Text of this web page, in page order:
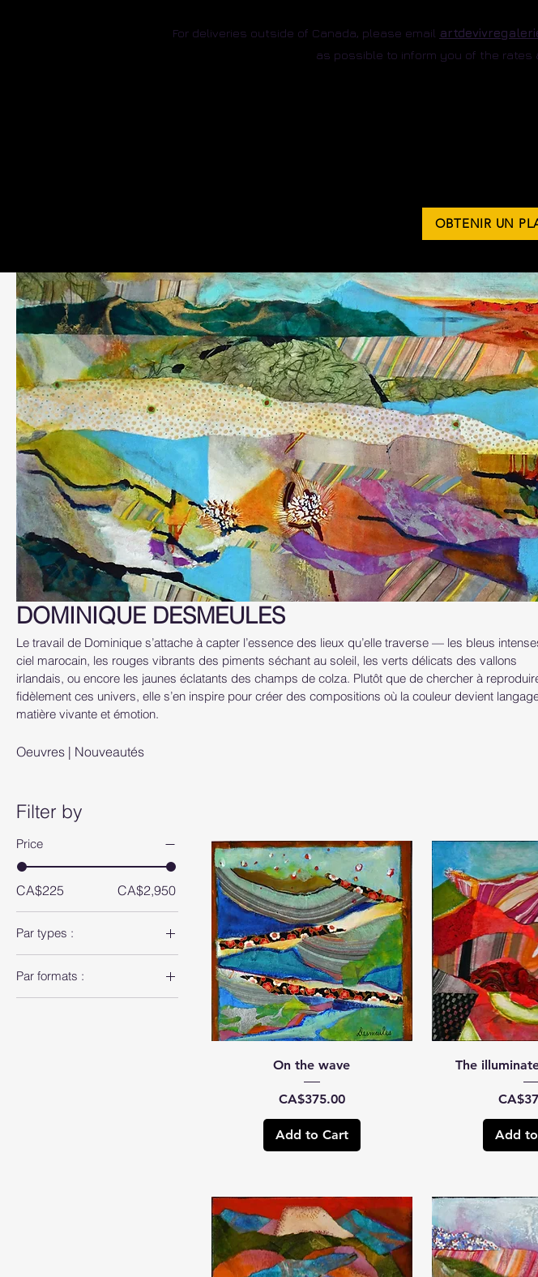
For deliveries outside of Canada, please email
as possible to inform you of the rates
OBTENIR UN
DOMINIQUE DESMEULES
Le travail de Dominique s’attache à capter l’essence des lieux qu’elle traverse — les bleus
ciel marocain, les rouges vibrants des piments séchant au soleil, les verts délicats des vallons
irlandais, ou encore les jaunes éclatants des champs de colza. Plutôt que de chercher à
fidèlement ces univers, elle s’en inspire pour créer des compositions où la couleur devient
matière vivante et émotion.
Oeuvres | Nouveautés
Filter by
Price
CA$225 CA$2,950
Par types :
Oeuvres | Abstrait
Par formats :
Oeuvres | Grands
On the wave
Price
CA$375.00
Add to Cart
The
Price
Add